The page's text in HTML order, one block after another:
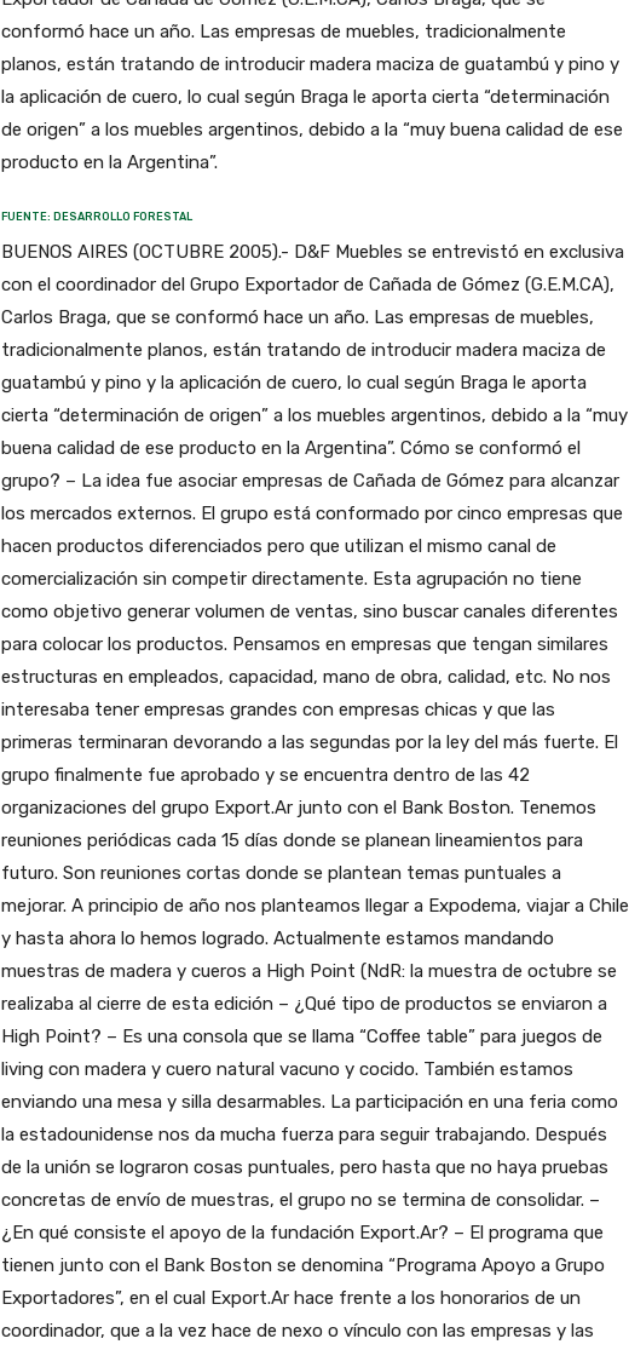
conformó hace un año. Las empresas de muebles, tradicionalmente
planos, están tratando de introducir madera maciza de guatambú y pino y
la aplicación de cuero, lo cual según Braga le aporta cierta “determinación
de origen” a los muebles argentinos, debido a la “muy buena calidad de ese
producto en la Argentina”.
FUENTE: DESARROLLO FORESTAL
BUENOS AIRES (OCTUBRE 2005).- D&F Muebles se entrevistó en exclusiva
con el coordinador del Grupo Exportador de Cañada de Gómez (G.E.M.CA),
Carlos Braga, que se conformó hace un año. Las empresas de muebles,
tradicionalmente planos, están tratando de introducir madera maciza de
guatambú y pino y la aplicación de cuero, lo cual según Braga le aporta
cierta “determinación de origen” a los muebles argentinos, debido a la “muy
buena calidad de ese producto en la Argentina”. Cómo se conformó el
grupo? – La idea fue asociar empresas de Cañada de Gómez para alcanzar
los mercados externos. El grupo está conformado por cinco empresas que
hacen productos diferenciados pero que utilizan el mismo canal de
comercialización sin competir directamente. Esta agrupación no tiene
como objetivo generar volumen de ventas, sino buscar canales diferentes
para colocar los productos. Pensamos en empresas que tengan similares
estructuras en empleados, capacidad, mano de obra, calidad, etc. No nos
interesaba tener empresas grandes con empresas chicas y que las
primeras terminaran devorando a las segundas por la ley del más fuerte. El
grupo finalmente fue aprobado y se encuentra dentro de las 42
organizaciones del grupo Export.Ar junto con el Bank Boston. Tenemos
reuniones periódicas cada 15 días donde se planean lineamientos para
futuro. Son reuniones cortas donde se plantean temas puntuales a
mejorar. A principio de año nos planteamos llegar a Expodema, viajar a Chile
y hasta ahora lo hemos logrado. Actualmente estamos mandando
muestras de madera y cueros a High Point (NdR: la muestra de octubre se
realizaba al cierre de esta edición – ¿Qué tipo de productos se enviaron a
High Point? – Es una consola que se llama “Coffee table” para juegos de
living con madera y cuero natural vacuno y cocido. También estamos
enviando una mesa y silla desarmables. La participación en una feria como
la estadounidense nos da mucha fuerza para seguir trabajando. Después
de la unión se lograron cosas puntuales, pero hasta que no haya pruebas
concretas de envío de muestras, el grupo no se termina de consolidar. –
¿En qué consiste el apoyo de la fundación Export.Ar? – El programa que
tienen junto con el Bank Boston se denomina “Programa Apoyo a Grupo
Exportadores”, en el cual Export.Ar hace frente a los honorarios de un
coordinador, que a la vez hace de nexo o vínculo con las empresas y las